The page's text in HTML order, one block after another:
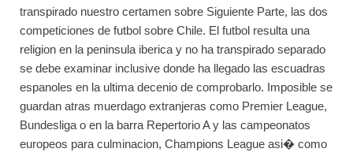
transpirado nuestro certamen sobre Siguiente Parte, las dos
competiciones de futbol sobre Chile. El futbol resulta una
religion en la peninsula iberica y no ha transpirado separado
se debe examinar inclusive donde ha llegado las escuadras
espanoles en la ultima decenio de comprobarlo. Imposible se
guardan atras muerdago extranjeras como Premier League,
Bundesliga o en la barra Repertorio A y las campeonatos
europeos para culminacion, Champions League asi� como